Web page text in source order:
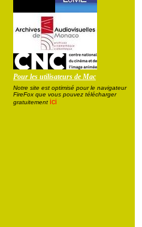
Pour les utilisateurs de Mac
Notre site est optimisé pour le navigateur
FireFox que vous pouvez télécharger
gratuitement ici